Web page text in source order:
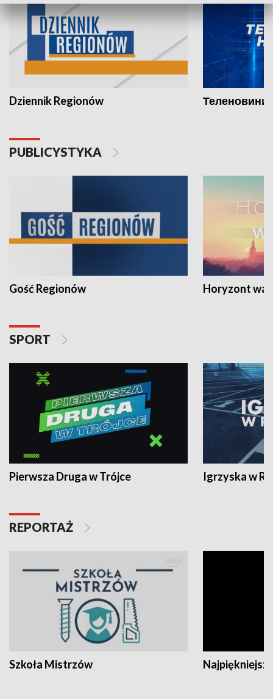
Dziennik Regionów Теленовини
PUBLICYSTYKA
Gość Regionów Horyzont
SPORT
Pierwsza Druga w Trójce Igrzyska w
REPORTAŻ
Szkoła Mistrzów